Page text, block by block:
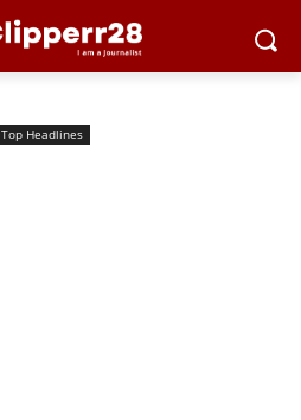
Top Headlines